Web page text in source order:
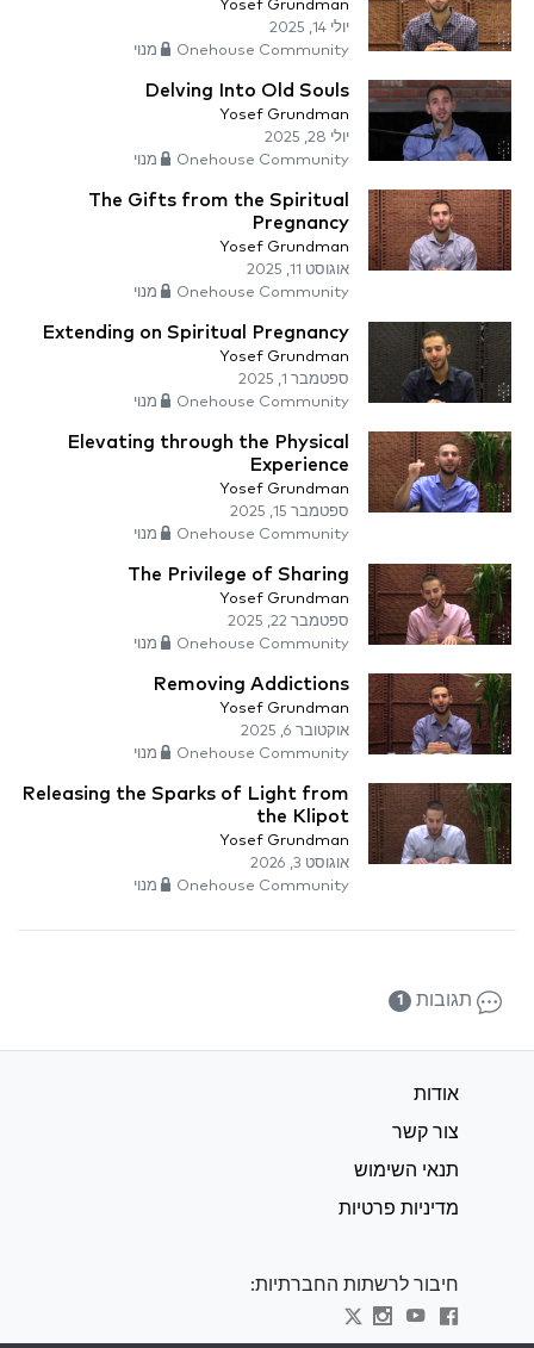
Yosef Grundman
יולי 14, 2025
Onehouse Community מנוי
Delving Into Old Souls
Yosef Grundman
יולי 28, 2025
Onehouse Community מנוי
The Gifts from the Spiritual
Pregnancy
Yosef Grundman
אוגוסט 11, 2025
Onehouse Community מנוי
Extending on Spiritual Pregnancy
Yosef Grundman
ספטמבר 1, 2025
Onehouse Community מנוי
Elevating through the Physical
Experience
Yosef Grundman
ספטמבר 15, 2025
Onehouse Community מנוי
The Privilege of Sharing
Yosef Grundman
ספטמבר 22, 2025
Onehouse Community מנוי
Removing Addictions
Yosef Grundman
אוקטובר 6, 2025
Onehouse Community מנוי
Releasing the Sparks of Light from
the Klipot
Yosef Grundman
אוגוסט 3, 2026
Onehouse Community מנוי
תגובות 1
אודות
צור קשר
תנאי השימוש
מדיניות פרטיות
חיבור לרשתות החברתיות: